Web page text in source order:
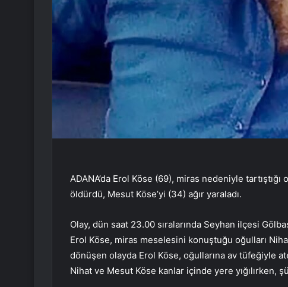
ADANA’da Erol Köse (69), miras nedeniyle
öldürdü, Mesut Köse’yi (34) ağır yaraladı.
Olay, dün saat 23.00 sıralarında Seyhan ilçesi
Erol Köse, miras meselesini konuştuğu oğulları
dönüşen olayda Erol Köse, oğullarına av tüfeğiyle
Nihat ve Mesut Köse kanlar içinde yere yığılırken,